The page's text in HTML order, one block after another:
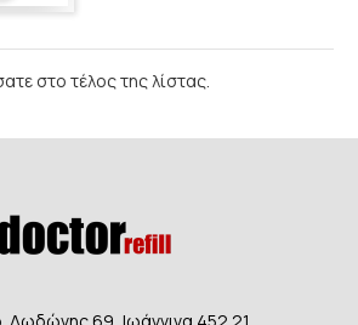
στο τέλος της λίστας.